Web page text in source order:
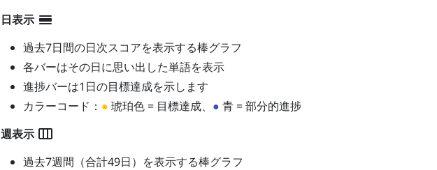
日表示 calendar_view_day
過去7日間の日次スコアを表示する棒グラフ
各バーはその日に思い出した単語を表示
進捗バーは1日の目標達成を示します
カラーコード： ● 琥珀色 = 目標達成、 ● 青 = 部分的進捗
週表示 view_week
過去7週間（合計49日）を表示する棒グラフ